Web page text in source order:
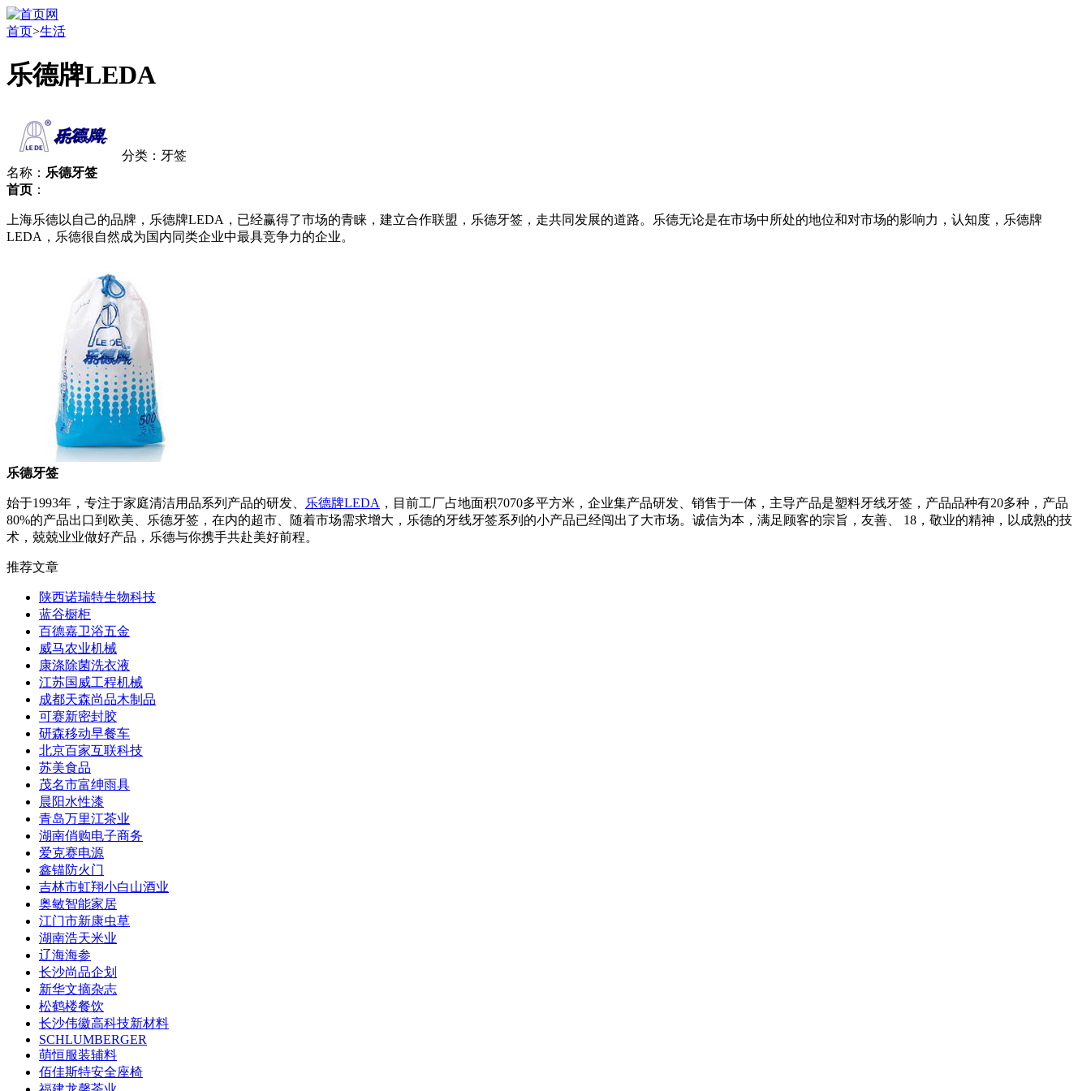
首页>生活
乐德牌LEDA
分类：牙签
名称： 乐德牙签
首页 ：
上海乐德以自己的品牌，乐德牌LEDA，已经赢得了市场的青睐，建立合作联盟，乐德牙签，走共同发展的道路。乐德无论是在市场中所处的地位和对市场的影响力，认知度，乐德牌
LEDA，乐德很自然成为国内同类企业中最具竞争力的企业。
乐德牙签
始于1993年，专注于家庭清洁用品系列产品的研发、 乐德牌LEDA ，目前工厂占地面积7070多平方米，企业集产品研发、销售于一体，主导产品是塑料牙线牙签，产品品种有20多种，产品
80%的产品出口到欧美、乐德牙签，在内的超市、随着市场需求增大，乐德的牙线牙签系列的小产品已经闯出了大市场。诚信为本，满足顾客的宗旨，友善、 18，敬业的精神，以成熟的技
术，兢兢业业做好产品，乐德与你携手共赴美好前程。
推荐文章
陕西诺瑞特生物科技
蓝谷橱柜
百德嘉卫浴五金
威马农业机械
康涤除菌洗衣液
江苏国威工程机械
成都天森尚品木制品
可赛新密封胶
研森移动早餐车
北京百家互联科技
苏美食品
茂名市富绅雨具
晨阳水性漆
青岛万里江茶业
湖南俏购电子商务
爱克赛电源
鑫锚防火门
吉林市虹翔小白山酒业
奥敏智能家居
江门市新康虫草
湖南浩天米业
辽海海参
长沙尚品企划
新华文摘杂志
松鹤楼餐饮
长沙伟徽高科技新材料
SCHLUMBERGER
萌恒服装辅料
佰佳斯特安全座椅